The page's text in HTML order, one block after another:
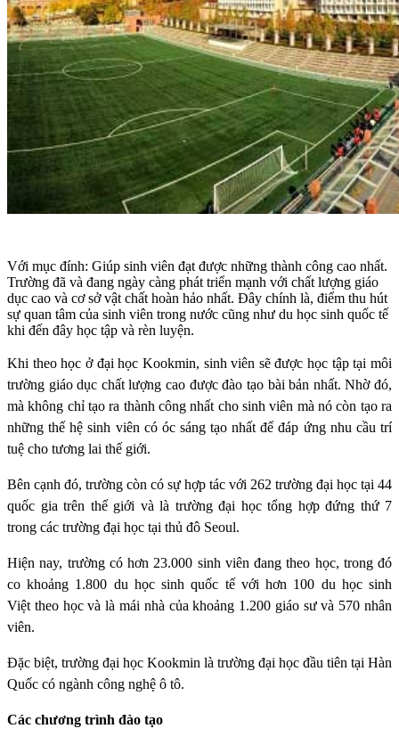
Với mục đính: Giúp sinh viên đạt được những thành công cao nhất.
Trường đã và đang ngày càng phát triển mạnh với chất lượng giáo
dục cao và cơ sở vật chất hoàn hảo nhất. Đây chính là, điểm thu hút
sự quan tâm của sinh viên trong nước cũng như du học sinh quốc tế
khi đến đây học tập và rèn luyện.
Khi theo học ở đại học Kookmin, sinh viên sẽ được học tập tại môi
trường giáo dục chất lượng cao được đào tạo bài bản nhất. Nhờ đó,
mà không chỉ tạo ra thành công nhất cho sinh viên mà nó còn tạo ra
những thế hệ sinh viên có óc sáng tạo nhất để đáp ứng nhu cầu trí
tuệ cho tương lai thế giới.
Bên cạnh đó, trường còn có sự hợp tác với 262 trường đại học tại 44
quốc gia trên thế giới và là trường đại học tổng hợp đứng thứ 7
trong các trường đại học tại thủ đô Seoul.
Hiện nay, trường có hơn 23.000 sinh viên đang theo học, trong đó
co khoảng 1.800 du học sinh quốc tế với hơn 100 du học sinh
Việt theo học và là mái nhà của khoảng 1.200 giáo sư và 570 nhân
viên.
Đặc biệt, trường đại học Kookmin là trường đại học đầu tiên tại Hàn
Quốc có ngành công nghệ ô tô.
Các chương trình đào tạo